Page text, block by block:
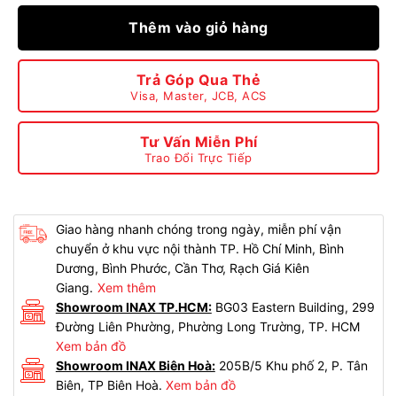
Thêm vào giỏ hàng
Trả Góp Qua Thẻ
Visa, Master, JCB, ACS
Tư Vấn Miễn Phí
Trao Đổi Trực Tiếp
Giao hàng nhanh chóng trong ngày, miễn phí vận
chuyển ở khu vực nội thành TP. Hồ Chí Minh, Bình
Dương, Bình Phước, Cần Thơ, Rạch Giá Kiên
Giang. Xem thêm
Showroom INAX TP.HCM:BG03 Eastern Building, 299
Đường Liên Phường, Phường Long Trường, TP. HCM
Xem bản đồ
Showroom INAX Biên Hoà:205B/5 Khu phố 2, P. Tân
Biên, TP Biên Hoà. Xem bản đồ